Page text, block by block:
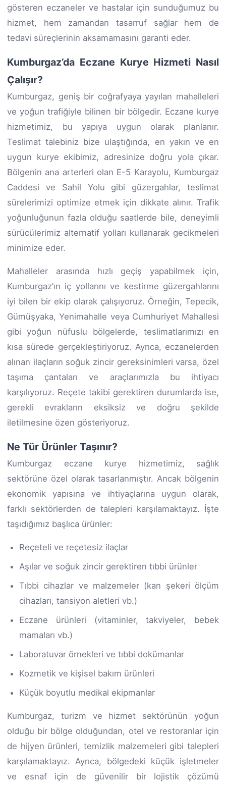
gösteren eczaneler ve hastalar için sunduğumuz bu
hizmet, hem zamandan tasarruf sağlar hem de
tedavi süreçlerinin aksamamasını garanti eder.
Kumburgaz’da Eczane Kurye Hizmeti Nasıl
Çalışır?
Kumburgaz, geniş bir coğrafyaya yayılan mahalleleri
ve yoğun trafiğiyle bilinen bir bölgedir. Eczane kurye
hizmetimiz, bu yapıya uygun olarak planlanır.
Teslimat talebiniz bize ulaştığında, en yakın ve en
uygun kurye ekibimiz, adresinize doğru yola çıkar.
Bölgenin ana arterleri olan E-5 Karayolu, Kumburgaz
Caddesi ve Sahil Yolu gibi güzergahlar, teslimat
sürelerimizi optimize etmek için dikkate alınır. Trafik
yoğunluğunun fazla olduğu saatlerde bile, deneyimli
sürücülerimiz alternatif yolları kullanarak gecikmeleri
minimize eder.
Mahalleler arasında hızlı geçiş yapabilmek için,
Kumburgaz’ın iç yollarını ve kestirme güzergahlarını
iyi bilen bir ekip olarak çalışıyoruz. Örneğin, Tepecik,
Gümüşyaka, Yenimahalle veya Cumhuriyet Mahallesi
gibi yoğun nüfuslu bölgelerde, teslimatlarımızı en
kısa sürede gerçekleştiriyoruz. Ayrıca, eczanelerden
alınan ilaçların soğuk zincir gereksinimleri varsa, özel
taşıma çantaları ve araçlarımızla bu ihtiyacı
karşılıyoruz. Reçete takibi gerektiren durumlarda ise,
gerekli evrakların eksiksiz ve doğru şekilde
iletilmesine özen gösteriyoruz.
Ne Tür Ürünler Taşınır?
Kumburgaz eczane kurye hizmetimiz, sağlık
sektörüne özel olarak tasarlanmıştır. Ancak bölgenin
ekonomik yapısına ve ihtiyaçlarına uygun olarak,
farklı sektörlerden de talepleri karşılamaktayız. İşte
taşıdığımız başlıca ürünler:
Reçeteli ve reçetesiz ilaçlar
Aşılar ve soğuk zincir gerektiren tıbbi ürünler
Tıbbi cihazlar ve malzemeler (kan şekeri ölçüm
cihazları, tansiyon aletleri vb.)
Eczane ürünleri (vitaminler, takviyeler, bebek
mamaları vb.)
Laboratuvar örnekleri ve tıbbi dokümanlar
Kozmetik ve kişisel bakım ürünleri
Küçük boyutlu medikal ekipmanlar
Kumburgaz, turizm ve hizmet sektörünün yoğun
olduğu bir bölge olduğundan, otel ve restoranlar için
de hijyen ürünleri, temizlik malzemeleri gibi talepleri
karşılamaktayız. Ayrıca, bölgedeki küçük işletmeler
ve esnaf için de güvenilir bir lojistik çözümü